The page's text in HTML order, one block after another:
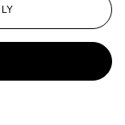
Laurent